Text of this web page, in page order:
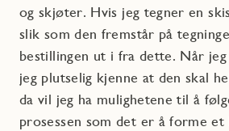
og skjøter. Hvis jeg tegner en
slik som den fremstår på
bestillingen ut i fra dette. Når
jeg plutselig kjenne at den skal
da vil jeg ha mulighetene til å
prosessen som det er å forme